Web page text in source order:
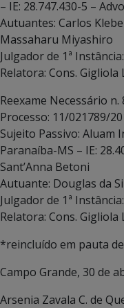
– IE: 28.747.430-5 –
Autuantes: Carlos
Massaharu Miyashiro
Julgador de 1ª
Relatora: Cons. Gigliola
Reexame Necessário n.
Processo: 11/021789/
Sujeito Passivo: Aluam
Paranaíba-MS – IE:
Sant’Anna Betoni
Autuante: Douglas da
Julgador de 1ª
Relatora: Cons. Gigliola
*reincluído em pauta
Campo Grande, 30 de
Arsenia Zavala C. de